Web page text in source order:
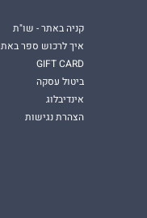
קניה באתר - שו"ת
איך לרכוש ספר
GIFT CARD
ביטול עסקה
אינדיבלוג
הצהרת נגישות